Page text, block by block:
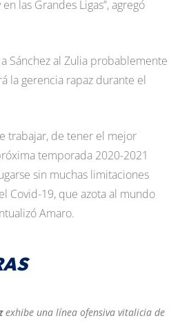
las Grandes Ligas”, agregó
Sánchez al Zulia probablemente
la gerencia rapaz durante el
trabajar, de tener el mejor
temporada 2020-2021
sin muchas limitaciones
Covid-19, que azota al mundo
Amaro.
exhibe una línea ofensiva vitalicia de